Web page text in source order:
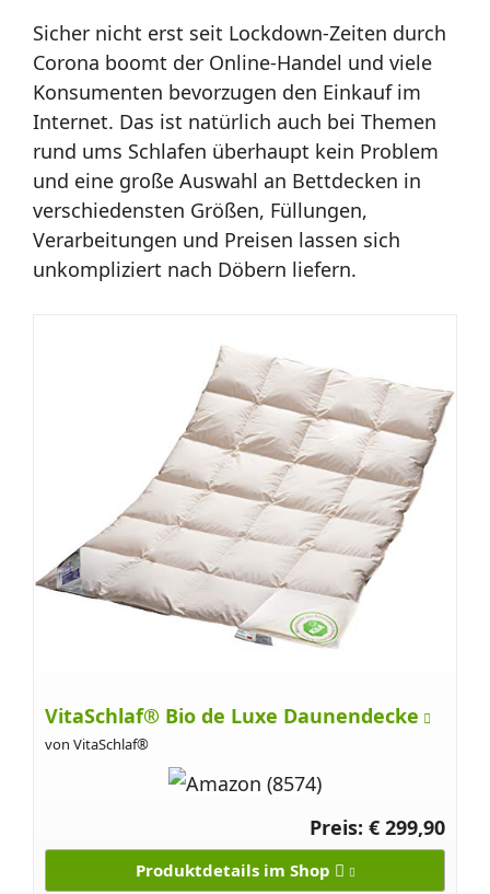
Sicher nicht erst seit Lockdown-Zeiten durch
Corona boomt der Online-Handel und viele
Konsumenten bevorzugen den Einkauf im
Internet. Das ist natürlich auch bei Themen
rund ums Schlafen überhaupt kein Problem
und eine große Auswahl an Bettdecken in
verschiedensten Größen, Füllungen,
Verarbeitungen und Preisen lassen sich
unkompliziert nach Döbern liefern.
VitaSchlaf® Bio de Luxe Daunendecke
von VitaSchlaf®
Preis: € 299,90
Produktdetails im Shop